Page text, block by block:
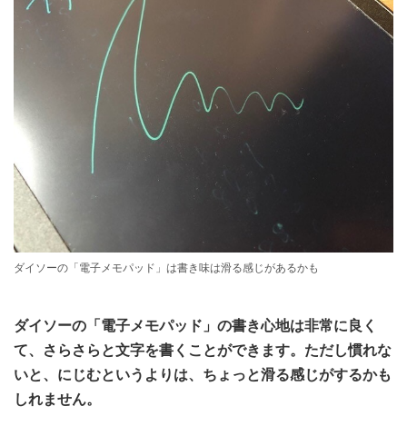
ダイソーの「電子メモパッド」は書き味は滑る感じがあるかも
ダイソーの「電子メモパッド」の書き心地は非常に良く
て、さらさらと文字を書くことができます。ただし慣れな
いと、にじむというよりは、ちょっと滑る感じがするかも
しれません。